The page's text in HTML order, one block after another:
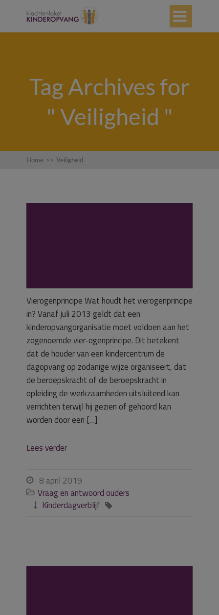

Tag Archives for
" Veiligheid "
Home >> Veiligheid
Vierogenprincipe Wat houdt het vierogenprincipe
in? Vanaf juli 2013 geldt dat een
kinderopvangorganisatie moet voldoen aan het
zogenoemde vier-ogenprincipe. Dit betekent
dat de houder van een kindercentrum de
dagopvang op zodanige wijze organiseert, dat
de beroepskracht of de beroepskracht in
opleiding de werkzaamheden uitsluitend kan
verrichten terwijl hij gezien of gehoord kan
worden door een […]
Lees verder
 8 april 2019
 Vraag en antwoord ouders
 Kinderdagverblijf 